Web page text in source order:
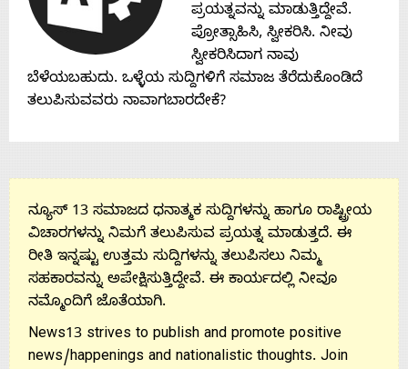
ಪ್ರಯತ್ನವನ್ನು ಮಾಡುತ್ತಿದ್ದೇವೆ.
ಪ್ರೋತ್ಸಾಹಿಸಿ, ಸ್ವೀಕರಿಸಿ. ನೀವು
ಸ್ವೀಕರಿಸಿದಾಗ ನಾವು
ಬೆಳೆಯಬಹುದು. ಒಳ್ಳೆಯ ಸುದ್ದಿಗಳಿಗೆ ಸಮಾಜ ತೆರೆದುಕೊಂಡಿದೆ
ತಲುಪಿಸುವವರು ನಾವಾಗಬಾರದೇಕೆ?
ನ್ಯೂಸ್ 13 ಸಮಾಜದ ಧನಾತ್ಮಕ ಸುದ್ದಿಗಳನ್ನು ಹಾಗೂ ರಾಷ್ಟ್ರೀಯ
ವಿಚಾರಗಳನ್ನು ನಿಮಗೆ ತಲುಪಿಸುವ ಪ್ರಯತ್ನ ಮಾಡುತ್ತದೆ. ಈ
ರೀತಿ ಇನ್ನಷ್ಟು ಉತ್ತಮ ಸುದ್ದಿಗಳನ್ನು ತಲುಪಿಸಲು ನಿಮ್ಮ
ಸಹಕಾರವನ್ನು ಅಪೇಕ್ಷಿಸುತ್ತಿದ್ದೇವೆ. ಈ ಕಾರ್ಯದಲ್ಲಿ ನೀವೂ
ನಮ್ಮೊಂದಿಗೆ ಜೊತೆಯಾಗಿ.
News13 strives to publish and promote positive
news/happenings and nationalistic thoughts. Join